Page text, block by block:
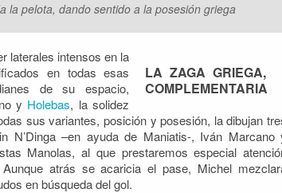
la pelota, dando sentido a la posesión griega
LA ZAGA GRIEGA,
COMPLEMENTARIA
laterales intensos en la
en todas esas
de su espacio,
y Holebas, la solidez
sus variantes, posición y posesión, la dibujan
N’Dinga –en ayuda de Maniatis-, Iván Marcano
Manolas, al que prestaremos especial
atrás se acaricia el pase, Michel
en búsqueda del gol.